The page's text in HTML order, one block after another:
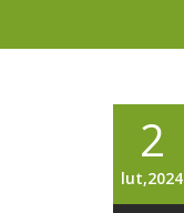
2
lut,2024